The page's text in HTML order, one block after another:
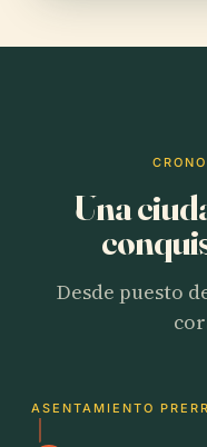
Una
Desde puesto
ASENTAMIENTO